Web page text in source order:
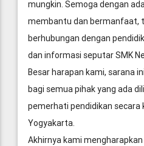
mungkin. Semoga dengan
membantu dan bermanfaat,
berhubungan dengan
dan informasi seputar SMK
Besar harapan kami, sarana
bagi semua pihak yang ada
pemerhati pendidikan secara
Yogyakarta.
Akhirnya kami